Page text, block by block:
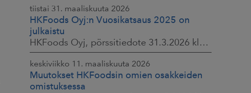
tiistai 31. maaliskuuta 2026
HKFoods Oyj:n Vuosikatsaus 2025 on
julkaistu
HKFoods Oyj, pörssitiedote 31.3.2026 klo 14.00
keskiviikko 11. maaliskuuta 2026
Muutokset HKFoodsin omien osakkeiden
omistuksessa